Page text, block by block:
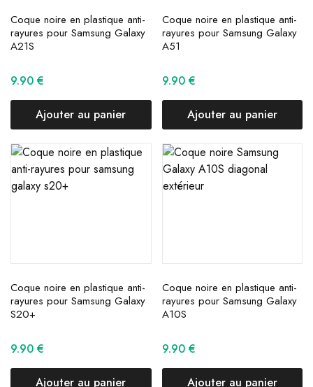
Coque noire en plastique anti-
rayures pour Samsung Galaxy
A21S
9.90 €
Ajouter au panier
Coque noire en plastique anti-
rayures pour Samsung Galaxy
A51
9.90 €
Ajouter au panier
Coque noire en plastique anti-
rayures pour Samsung Galaxy
S20+
9.90 €
Ajouter au panier
Coque noire en plastique anti-
rayures pour Samsung Galaxy
A10S
9.90 €
Ajouter au panier